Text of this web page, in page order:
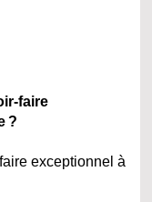
faire
?
exceptionnel à